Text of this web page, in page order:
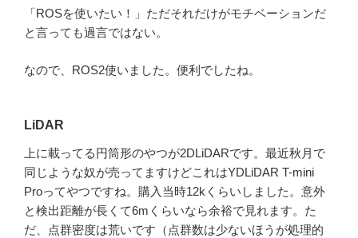
「ROSを使いたい！」ただそれだけがモチベーションだ
と言っても過言ではない。
なので、ROS2使いました。便利でしたね。
LiDAR
上に載ってる円筒形のやつが2DLiDARです。最近秋月で
同じような奴が売ってますけどこれはYDLiDAR T-mini
Proってやつですね。購入当時12kくらいしました。意外
と検出距離が長くて6mくらいなら余裕で見れます。た
だ、点群密度は荒いです（点群数は少ないほうが処理的